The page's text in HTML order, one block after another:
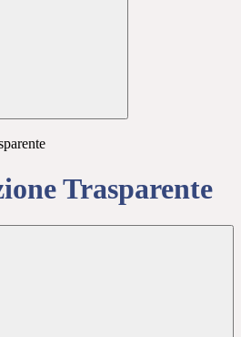
Trasparente